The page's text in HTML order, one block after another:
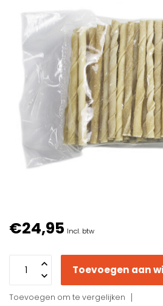
€24,95 Incl. btw
Toevoegen aan
Toevoegen om te vergelijken